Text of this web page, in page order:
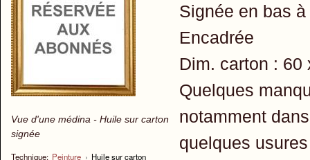
Vue d'une médina - Huile sur carton
signée
Technique: Peinture › Huile sur carton
Signée en bas à
Encadrée
Dim. carton : 60
Quelques
notamment
quelques